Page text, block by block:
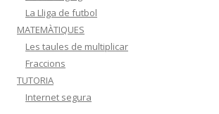
La Lliga de futbol
MATEMÀTIQUES
Les taules de multiplicar
Fraccions
TUTORIA
Internet segura